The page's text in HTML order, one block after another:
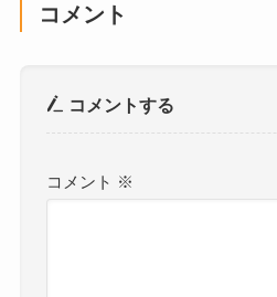
コメント
コメントする
コメント ※